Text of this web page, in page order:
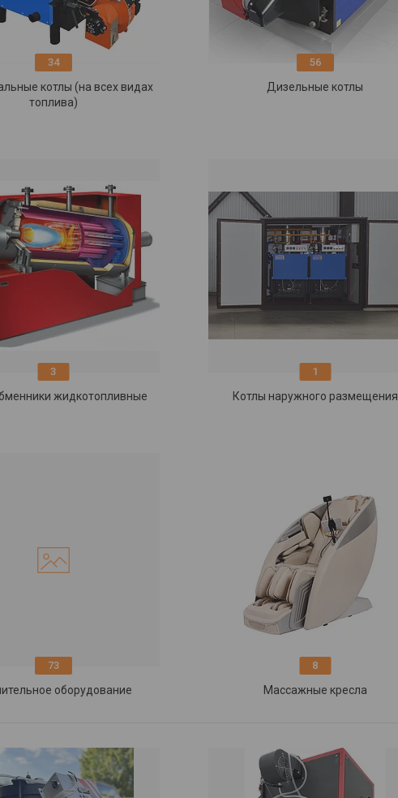
котлы (на всех видах
топлива)
34
Дизельные котлы
56
жидкотопливные
3
Котлы наружного размещения
1
оборудование
73
Массажные кресла
8